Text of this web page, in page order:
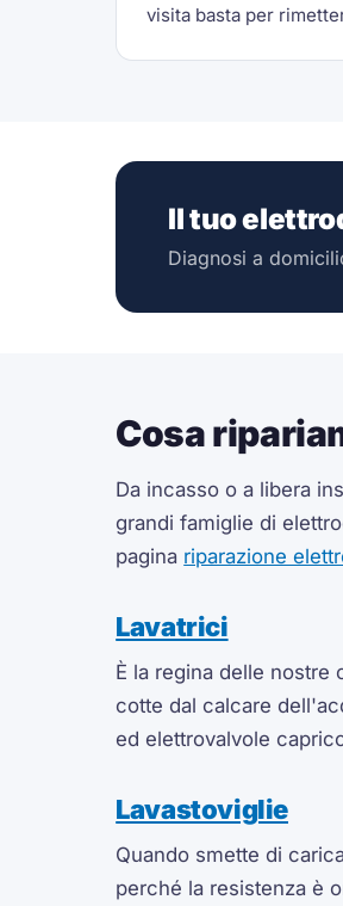
visita basta per
Il tuo
Diagnosi a
Cosa
Da incasso o a libera
grandi famiglie di
pagina riparazione
Lavatrici
È la regina delle nostre
cotte dal calcare
ed elettrovalvole
Lavastoviglie
Quando smette di
perché la resistenza è